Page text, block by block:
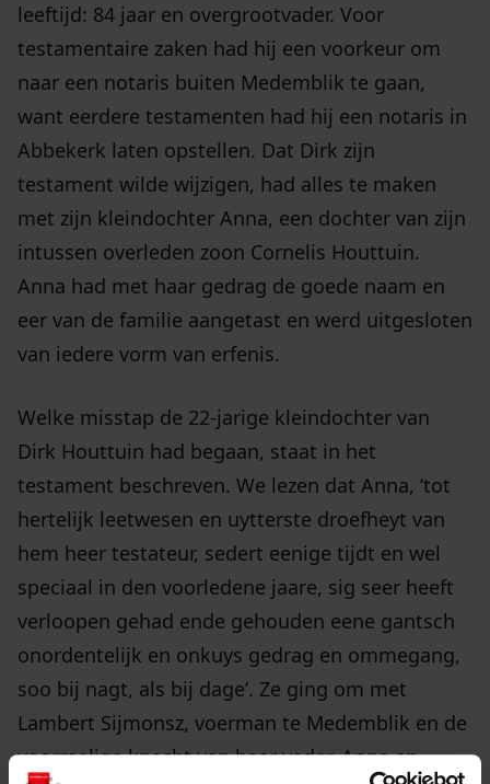
leeftijd: 84 jaar en overgrootvader. Voor
testamentaire zaken had hij een voorkeur om
naar een notaris buiten Medemblik te gaan,
want eerdere testamenten had hij een notaris in
Abbekerk laten opstellen. Dat Dirk zijn
testament wilde wijzigen, had alles te maken
met zijn kleindochter Anna, een dochter van zijn
intussen overleden zoon Cornelis Houttuin.
Anna had met haar gedrag de goede naam en
eer van de familie aangetast en werd uitgesloten
van iedere vorm van erfenis.
Welke misstap de 22-jarige kleindochter van
Dirk Houttuin had begaan, staat in het
testament beschreven. We lezen dat Anna, ‘tot
hertelijk leetwesen en uytterste droefheyt van
hem heer testateur, sedert eenige tijdt en wel
speciaal in den voorledene jaare, sig seer heeft
verloopen gehad ende gehouden eene gantsch
onordentelijk en onkuys gedrag en ommegang,
soo bij nagt, als bij dage’. Ze ging om met
Lambert Sijmonsz, voerman te Medemblik en de
voormalige knecht van haar vader. Anna en